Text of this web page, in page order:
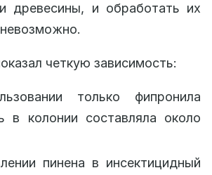
древесины, и обработать их
четкую зависимость:
только фипронила
в колонии составляла около
пинена в инсектицидный